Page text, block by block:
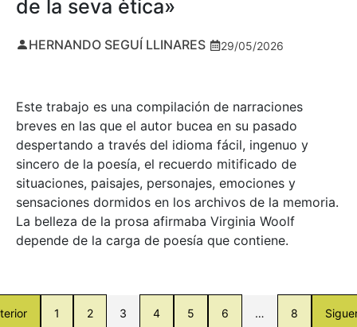
de la seva ètica»
HERNANDO SEGUÍ LLINARES 29/05/2026
Este trabajo es una compilación de narraciones
breves en las que el autor bucea en su pasado
despertando a través del idioma fácil, ingenuo y
sincero de la poesía, el recuerdo mitificado de
situaciones, paisajes, personajes, emociones y
sensaciones dormidos en los archivos de la memoria.
La belleza de la prosa afirmaba Virginia Woolf
depende de la carga de poesía que contiene.
1 2 3 4 5 6 … 8